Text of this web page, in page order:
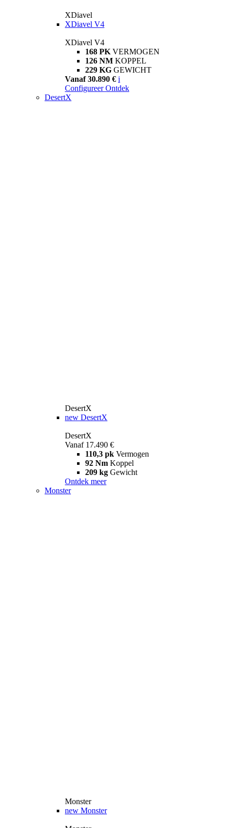
XDiavel
XDiavel V4
XDiavel V4
168 PK VERMOGEN
126 NM KOPPEL
229 KG GEWICHT
Vanaf 30.890 € i
Configureer Ontdek
DesertX
DesertX
new DesertX
DesertX
Vanaf 17.490 €
110,3 pk Vermogen
92 Nm Koppel
209 kg Gewicht
Ontdek meer
Monster
Monster
new Monster